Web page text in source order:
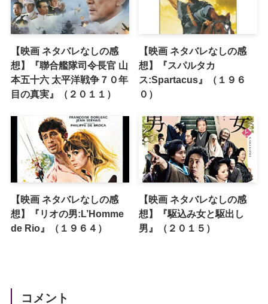
【映画 ネタバレなしの感
想】『聯合艦隊司令長官 山
本五十六 太平洋戦争７０年
目の真実』（２０１１）
【映画 ネタバレなしの感
想】『スパルタカ
ス:Spartacus』（１９６
０）
【映画 ネタバレなしの感
想】『リオの男:L’Homme
de Rio』（１９６４）
【映画 ネタバレなしの感
想】『駆込み女と駆出し
男』（２０１５）
コメント